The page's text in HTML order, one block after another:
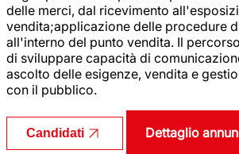
delle merci, dal ricevimento
vendita;applicazione delle procedure
all'interno del punto vendita. Il
di sviluppare capacità di
ascolto delle esigenze, vendita e
con il pubblico.
Candidati Dettaglio